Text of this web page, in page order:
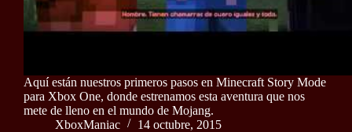
Aquí están nuestros primeros pasos en Minecraft Story Mode
para Xbox One, donde estrenamos esta aventura que nos
mete de lleno en el mundo de Mojang.
XboxManiac
14 octubre, 2015